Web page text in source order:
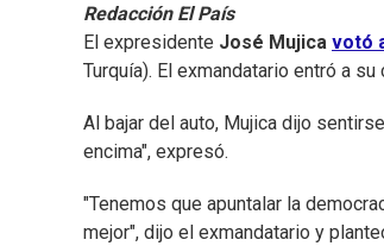
Redacción El País
El expresidente José Mujica votó
Turquía). El exmandatario entró a
Al bajar del auto, Mujica dijo
encima", expresó.
"Tenemos que apuntalar la
mejor", dijo el exmandatario y